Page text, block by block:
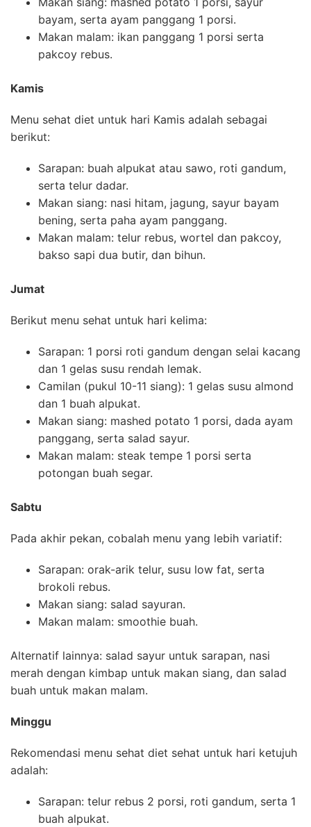
bayam, serta ayam panggang 1 porsi.
Makan malam: ikan panggang 1 porsi serta
pakcoy rebus.
Kamis
Menu sehat diet untuk hari Kamis adalah sebagai
berikut:
Sarapan: buah alpukat atau sawo, roti gandum,
serta telur dadar.
Makan siang: nasi hitam, jagung, sayur bayam
bening, serta paha ayam panggang.
Makan malam: telur rebus, wortel dan pakcoy,
bakso sapi dua butir, dan bihun.
Jumat
Berikut menu sehat untuk hari kelima:
Sarapan: 1 porsi roti gandum dengan selai kacang
dan 1 gelas susu rendah lemak.
Camilan (pukul 10-11 siang): 1 gelas susu almond
dan 1 buah alpukat.
Makan siang: mashed potato 1 porsi, dada ayam
panggang, serta salad sayur.
Makan malam: steak tempe 1 porsi serta
potongan buah segar.
Sabtu
Pada akhir pekan, cobalah menu yang lebih variatif:
Sarapan: orak-arik telur, susu low fat, serta
brokoli rebus.
Makan siang: salad sayuran.
Makan malam: smoothie buah.
Alternatif lainnya: salad sayur untuk sarapan, nasi
merah dengan kimbap untuk makan siang, dan salad
buah untuk makan malam.
Minggu
Rekomendasi menu sehat diet sehat untuk hari ketujuh
adalah:
Sarapan: telur rebus 2 porsi, roti gandum, serta 1
buah alpukat.